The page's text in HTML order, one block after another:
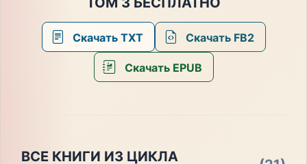
Скачать TXT Скачать FB2
Скачать EPUB
ВСЕ КНИГИ ИЗ ЦИКЛА